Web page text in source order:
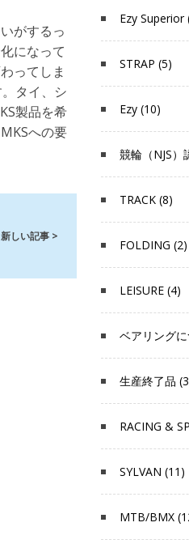
がするっ
になって
ってしま
タイ、シ
製品を希
への要
新しい記事 >
Ezy Superior
STRAP (5)
Ezy (10)
競輪（NJS）
TRACK (8)
FOLDING (2)
LEISURE (4)
ベアリング
生産終了品
RACING &
SYLVAN (11)
MTB/BMX